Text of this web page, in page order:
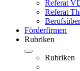
Referat
Referat
Förderfirmen
Rubriken
Rubriken